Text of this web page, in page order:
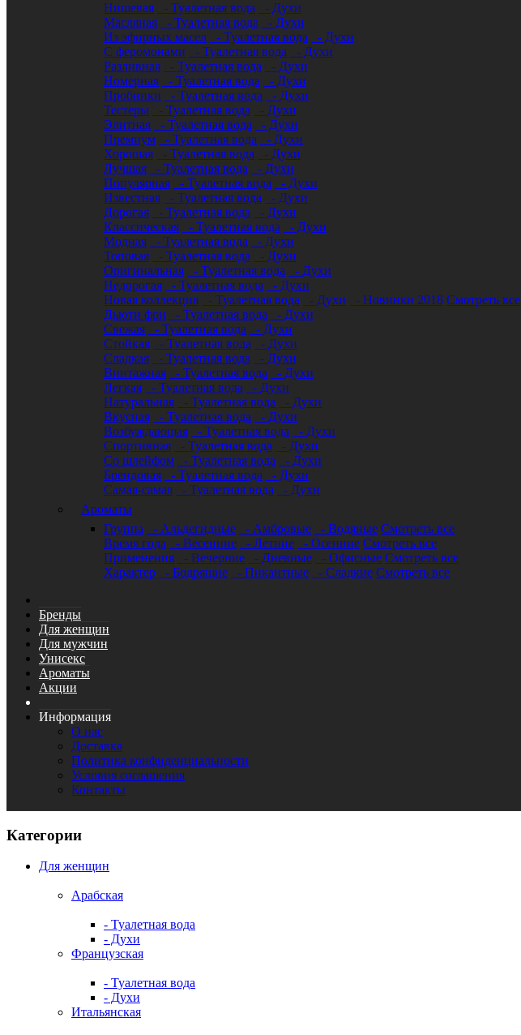
Нишевая - Туалетная вода
- Духи
Масляная
- Туалетная вода
- Духи
Из эфирных масел
- Туалетная вода
- Духи
С феромонами
- Туалетная вода
- Духи
Разливная
- Туалетная вода
- Духи
Номерная
- Туалетная вода
- Духи
Пробники
- Туалетная вода
- Духи
Тестеры
- Туалетная вода
- Духи
Элитная
- Туалетная вода
- Духи
Премиум
- Туалетная вода
- Духи
Хорошая
- Туалетная вода
- Духи
Лучшая
- Туалетная вода
- Духи
Популярная
- Туалетная вода
- Духи
Известная
- Туалетная вода
- Духи
Дорогая
- Туалетная вода
- Духи
Классическая
- Туалетная вода
- Духи
Модная
- Туалетная вода
- Духи
Топовая
- Туалетная вода
- Духи
Оригинальная
- Туалетная вода
- Духи
Недорогая
- Туалетная вода
- Духи
Новая коллекция
- Туалетная вода - Духи - Новинки 2018 Смотреть все
Дьюти фри
- Туалетная вода
- Духи
Свежая
- Туалетная вода
- Духи
Стойкая
- Туалетная вода
- Духи
Сладкая
- Туалетная вода
- Духи
Винтажная
- Туалетная вода
- Духи
Легкая
- Туалетная вода
- Духи
Натуральная
- Туалетная вода
- Духи
Вкусная
- Туалетная вода
- Духи
Возбуждающая
- Туалетная вода
- Духи
Спортивная
- Туалетная вода
- Духи
Со шлейфом
- Туалетная вода
- Духи
Брендовая
- Туалетная вода
- Духи
Самая-самая
- Туалетная вода
- Духи
Ароматы
Группа
- Альдегидные - Амбровые - Водяные Смотреть все
Время года
- Весенние - Летние - Осенние Смотреть все
Применения
- Вечерние - Дневные - Офисные Смотреть все
Характер
- Бодрящие - Пикантные - Сладкие Смотреть все
Бренды
Для женщин
Для мужчин
Унисекс
Ароматы
Акции
Информация
О нас
Доставка
Политика конфиденциальности
Условия соглашения
Контакты
Категории
Для женщин
Арабская
- Туалетная вода
- Духи
Французская
- Туалетная вода
- Духи
Итальянская